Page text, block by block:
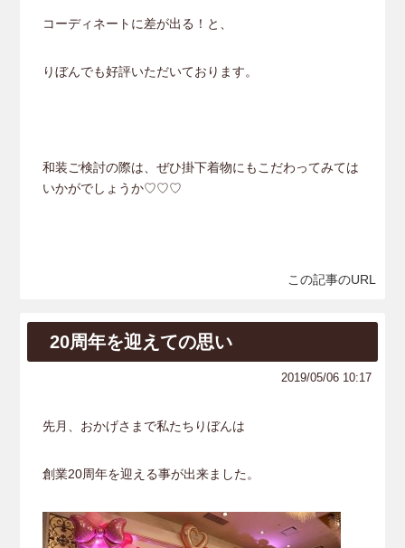
コーディネートに差が出る！と、
りぼんでも好評いただいております。
和装ご検討の際は、ぜひ掛下着物にもこだわってみては
いかがでしょうか♡♡♡
この記事のURL
20周年を迎えての思い
2019/05/06 10:17
先月、おかげさまで私たちりぼんは
創業20周年を迎える事が出来ました。